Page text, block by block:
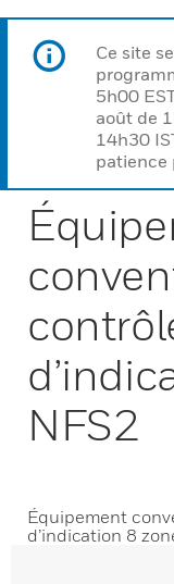
Ce site
5h00
août de
14h30
patience
NFS2
Équipement
d’indication 8